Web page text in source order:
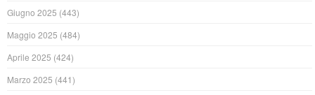
Giugno 2025 (443)
Maggio 2025 (484)
Aprile 2025 (424)
Marzo 2025 (441)